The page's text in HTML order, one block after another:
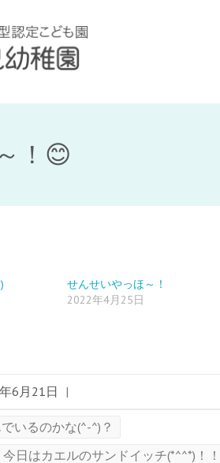
！😊
せんせいやっほ～！
2022年4月25日
6月21日 |
いるのかな(^-^)？
今日はカエルのサンドイッチ(*^^*)！